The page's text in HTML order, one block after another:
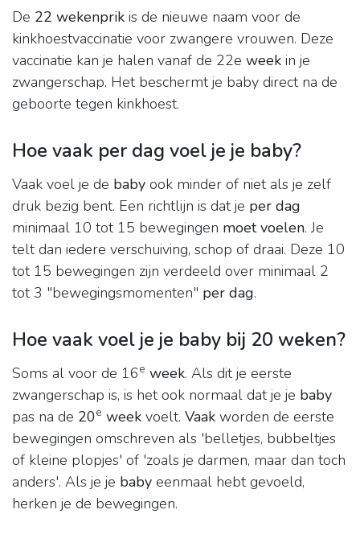
De 22 wekenprik is de nieuwe naam voor de
kinkhoestvaccinatie voor zwangere vrouwen. Deze
vaccinatie kan je halen vanaf de 22e week in je
zwangerschap. Het beschermt je baby direct na de
geboorte tegen kinkhoest.
Hoe vaak per dag voel je je baby?
Vaak voel je de baby ook minder of niet als je zelf
druk bezig bent. Een richtlijn is dat je per dag
minimaal 10 tot 15 bewegingen moet voelen. Je
telt dan iedere verschuiving, schop of draai. Deze 10
tot 15 bewegingen zijn verdeeld over minimaal 2
tot 3 "bewegingsmomenten" per dag.
Hoe vaak voel je je baby bij 20 weken?
Soms al voor de 16e week. Als dit je eerste
zwangerschap is, is het ook normaal dat je je baby
pas na de 20e week voelt. Vaak worden de eerste
bewegingen omschreven als 'belletjes, bubbeltjes
of kleine plopjes' of 'zoals je darmen, maar dan toch
anders'. Als je je baby eenmaal hebt gevoeld,
herken je de bewegingen.